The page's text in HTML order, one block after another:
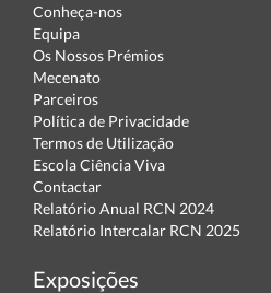
Conheça-nos
Equipa
Os Nossos Prémios
Mecenato
Parceiros
Política de Privacidade
Termos de Utilização
Escola Ciência Viva
Contactar
Relatório Anual RCN 2024
Relatório Intercalar RCN 2025
Exposições